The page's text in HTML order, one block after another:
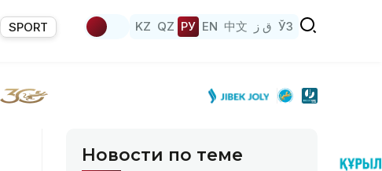
SPORT KZ QZ РУ EN 中文 ق ز ЎЗ
Новости по теме